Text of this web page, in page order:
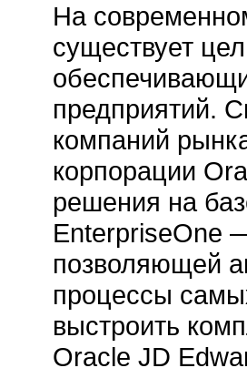
На
существует
предприятий.
компаний
корпорации
решения на
EnterpriseOne
позволяющей
процессы
выстроить
Oracle JD